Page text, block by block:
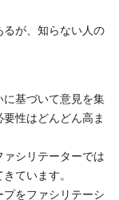
るが、知らない人の
に基づいて意見を集
性はどんどん高ま
シリテーターでは
ています。
をファシリテーシ